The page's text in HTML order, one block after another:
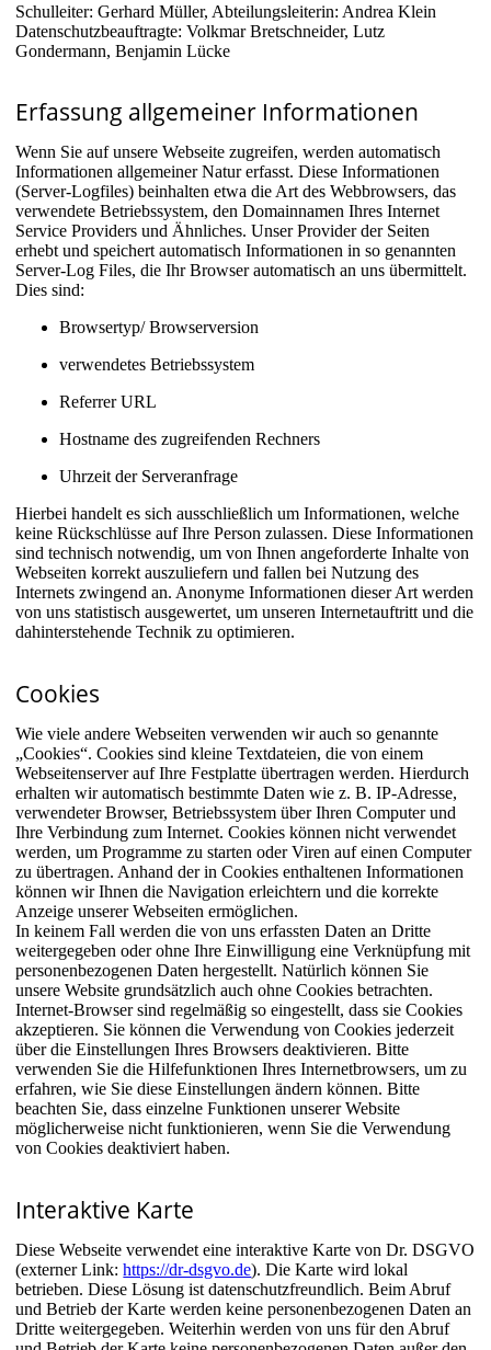
Schulleiter: Gerhard Müller, Abteilungsleiterin: Andrea Klein
Datenschutzbeauftragte: Volkmar Bretschneider, Lutz
Gondermann, Benjamin Lücke
Erfassung allgemeiner Informationen
Wenn Sie auf unsere Webseite zugreifen, werden automatisch
Informationen allgemeiner Natur erfasst. Diese Informationen
(Server-Logfiles) beinhalten etwa die Art des Webbrowsers, das
verwendete Betriebssystem, den Domainnamen Ihres Internet
Service Providers und Ähnliches. Unser Provider der Seiten
erhebt und speichert automatisch Informationen in so genannten
Server-Log Files, die Ihr Browser automatisch an uns übermittelt.
Dies sind:
Browsertyp/ Browserversion
verwendetes Betriebssystem
Referrer URL
Hostname des zugreifenden Rechners
Uhrzeit der Serveranfrage
Hierbei handelt es sich ausschließlich um Informationen, welche
keine Rückschlüsse auf Ihre Person zulassen. Diese Informationen
sind technisch notwendig, um von Ihnen angeforderte Inhalte von
Webseiten korrekt auszuliefern und fallen bei Nutzung des
Internets zwingend an. Anonyme Informationen dieser Art werden
von uns statistisch ausgewertet, um unseren Internetauftritt und die
dahinterstehende Technik zu optimieren.
Cookies
Wie viele andere Webseiten verwenden wir auch so genannte
„Cookies“. Cookies sind kleine Textdateien, die von einem
Webseitenserver auf Ihre Festplatte übertragen werden. Hierdurch
erhalten wir automatisch bestimmte Daten wie z. B. IP-Adresse,
verwendeter Browser, Betriebssystem über Ihren Computer und
Ihre Verbindung zum Internet. Cookies können nicht verwendet
werden, um Programme zu starten oder Viren auf einen Computer
zu übertragen. Anhand der in Cookies enthaltenen Informationen
können wir Ihnen die Navigation erleichtern und die korrekte
Anzeige unserer Webseiten ermöglichen.
In keinem Fall werden die von uns erfassten Daten an Dritte
weitergegeben oder ohne Ihre Einwilligung eine Verknüpfung mit
personenbezogenen Daten hergestellt. Natürlich können Sie
unsere Website grundsätzlich auch ohne Cookies betrachten.
Internet-Browser sind regelmäßig so eingestellt, dass sie Cookies
akzeptieren. Sie können die Verwendung von Cookies jederzeit
über die Einstellungen Ihres Browsers deaktivieren. Bitte
verwenden Sie die Hilfefunktionen Ihres Internetbrowsers, um zu
erfahren, wie Sie diese Einstellungen ändern können. Bitte
beachten Sie, dass einzelne Funktionen unserer Website
möglicherweise nicht funktionieren, wenn Sie die Verwendung
von Cookies deaktiviert haben.
Interaktive Karte
Diese Webseite verwendet eine interaktive Karte von Dr. DSGVO
(externer Link:https://dr-dsgvo.de). Die Karte wird lokal
betrieben. Diese Lösung ist datenschutzfreundlich. Beim Abruf
und Betrieb der Karte werden keine personenbezogenen Daten an
Dritte weitergegeben. Weiterhin werden von uns für den Abruf